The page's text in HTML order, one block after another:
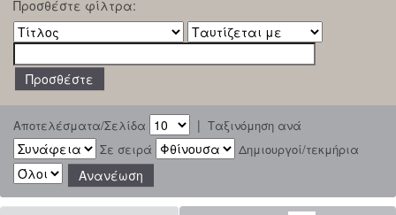
Προσθέστε φίλτρα:
Αποτελέσματα/Σελίδα | Ταξινόμηση ανά
Σε σειρά
Δημιουργοί/τεκμήρια